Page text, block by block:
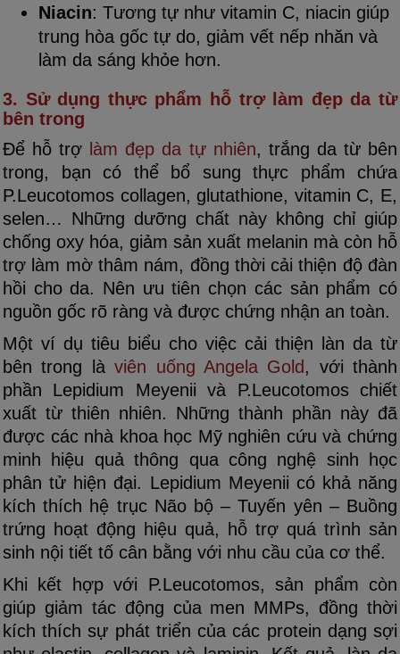
Niacin: Tương tự như vitamin C, niacin giúp
trung hòa gốc tự do, giảm vết nếp nhăn và
làm da sáng khỏe hơn.
3. Sử dụng thực phẩm hỗ trợ làm đẹp da từ
bên trong
Để hỗ trợ làm đẹp da tự nhiên, trắng da từ bên
trong, bạn có thể bổ sung thực phẩm chứa
P.Leucotomos collagen, glutathione, vitamin C, E,
selen… Những dưỡng chất này không chỉ giúp
chống oxy hóa, giảm sản xuất melanin mà còn hỗ
trợ làm mờ thâm nám, đồng thời cải thiện độ đàn
hồi cho da. Nên ưu tiên chọn các sản phẩm có
nguồn gốc rõ ràng và được chứng nhận an toàn.
Một ví dụ tiêu biểu cho việc cải thiện làn da từ
bên trong làviên uống Angela Gold , với thành
phần Lepidium Meyenii và P.Leucotomos chiết
xuất từ thiên nhiên. Những thành phần này đã
được các nhà khoa học Mỹ nghiên cứu và chứng
minh hiệu quả thông qua công nghệ sinh học
phân tử hiện đại. Lepidium Meyenii có khả năng
kích thích hệ trục Não bộ – Tuyến yên – Buồng
trứng hoạt động hiệu quả, hỗ trợ quá trình sản
sinh nội tiết tố cân bằng với nhu cầu của cơ thể.
Khi kết hợp với P.Leucotomos, sản phẩm còn
giúp giảm tác động của men MMPs, đồng thời
kích thích sự phát triển của các protein dạng sợi